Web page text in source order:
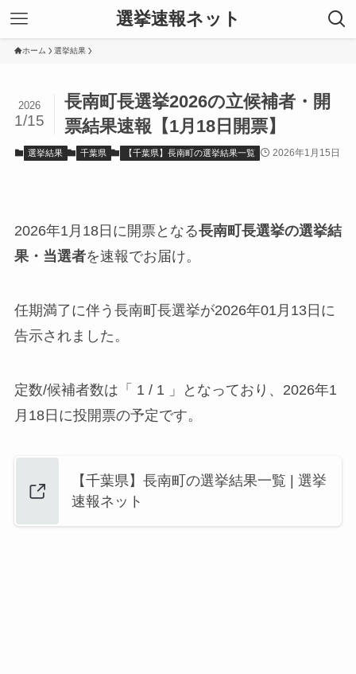
選挙速報ネット
ホーム 選挙結果
長南町長選挙2026の立候補者・開
票結果速報【1月18日開票】
2026
1/15
選挙結果 千葉県 【千葉県】長南町の選挙結果一覧 2026年1月15日
2026年1月18日に開票となる長南町長選挙の選挙結
果・当選者を速報でお届け。
任期満了に伴う長南町長選挙が2026年01月13日に
告示されました。
定数/候補者数は「 1 / 1 」となっており、2026年1
月18日に投開票の予定です。
【千葉県】長南町の選挙結果一覧 | 選挙
速報ネット